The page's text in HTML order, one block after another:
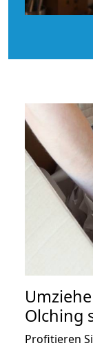
Olching
Profitieren